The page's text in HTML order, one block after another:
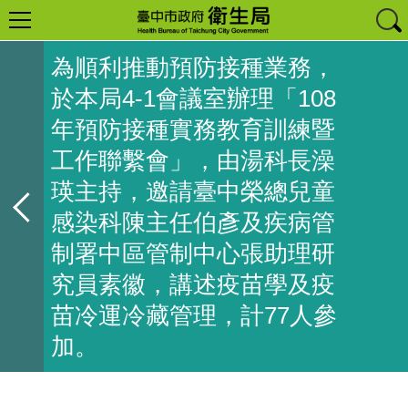
為順利推動預防接種業務，
於本局4-1會議室辦理「108
年預防接種實務教育訓練暨
工作聯繫會」，由湯科長澡
瑛主持，邀請臺中榮總兒童
感染科陳主任伯彥及疾病管
制署中區管制中心張助理研
究員素徽，講述疫苗學及疫
苗冷運冷藏管理，計77人參
加。